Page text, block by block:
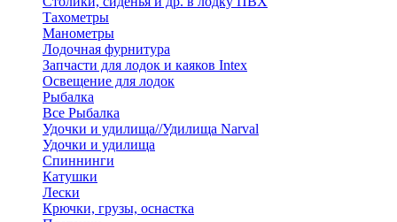
Тахометры
Манометры
Лодочная фурнитура
Запчасти для лодок и каяков Intex
Освещение для лодок
Рыбалка
Все Рыбалка
Удочки и удилища//Удилища Narval
Удочки и удилища
Спиннинги
Катушки
Лески
Крючки, грузы, оснастка